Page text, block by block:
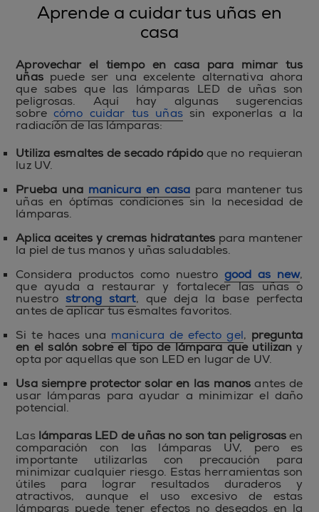
Aprende a cuidar tus uñas en
casa
Aprovechar el tiempo en casa para mimar tus
uñaspuede ser una excelente alternativa ahora
que sabes que las lámparas LED de uñas son
peligrosas. Aquí hay algunas sugerencias
sobrecómo cuidar tus uñassin exponerlas a la
radiación de las lámparas:
Utiliza esmaltes de secado rápidoque no requieran
luz UV.
Prueba una manicura en casa para mantener tus
uñas en óptimas condiciones sin la necesidad de
lámparas.
Aplica aceites y cremas hidratantes para mantener
la piel de tus manos y uñas saludables.
Considera productos como nuestrogood as new,
que ayuda a restaurar y fortalecer las uñas o
nuestrostrong start, que deja la base perfecta
antes de aplicar tus esmaltes favoritos.
Si te haces una manicura de efecto gel, pregunta
en el salón sobre el tipo de lámpara que utilizan y
opta por aquellas que son LED en lugar de UV.
Usa siempre protector solar en las manos antes de
usar lámparas para ayudar a minimizar el daño
potencial.
Las lámparas LED de uñas no son tan peligrosasen
comparación con las lámparas UV, pero es
importante utilizarlas con precaución para
minimizar cualquier riesgo. Estas herramientas son
útiles para lograr resultados duraderos y
atractivos, aunque el uso excesivo de estas
lámparas puede tener efectos no deseados en la